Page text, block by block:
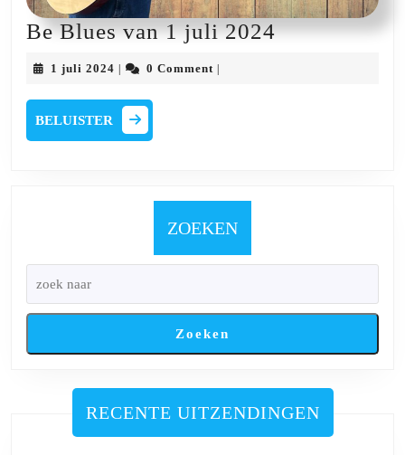
Be Blues van 1 juli 2024Be
1 juli 2024 1
2024
| 0 Comment |
BELUISTER
ZOEKEN
Zoeken
RECENTE UITZENDINGEN